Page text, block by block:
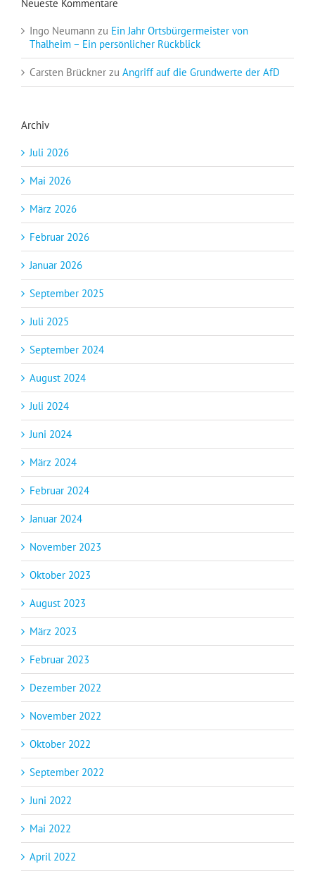
Neueste Kommentare
Ingo Neumann zu Ein Jahr Ortsbürgermeister von
Thalheim – Ein persönlicher Rückblick
Carsten Brückner zu Angriff auf die Grundwerte der AfD
Archiv
Juli 2026
Mai 2026
März 2026
Februar 2026
Januar 2026
September 2025
Juli 2025
September 2024
August 2024
Juli 2024
Juni 2024
März 2024
Februar 2024
Januar 2024
November 2023
Oktober 2023
August 2023
März 2023
Februar 2023
Dezember 2022
November 2022
Oktober 2022
September 2022
Juni 2022
Mai 2022
April 2022